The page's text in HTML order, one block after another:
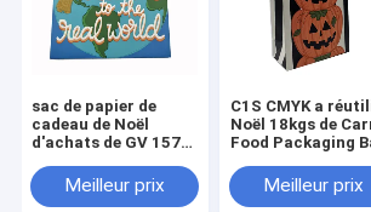
sac de papier de
cadeau de Noël
d'achats de GV 157g
avec les poignées
tordues de corde
Meilleur prix
C1S CMYK a
Noël 18kgs de
Food Packaging
Meilleur prix